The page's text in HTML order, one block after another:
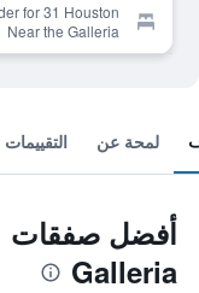
for 31 Houston
Near the Galleria
لمحة عن التقييمات
Galleria